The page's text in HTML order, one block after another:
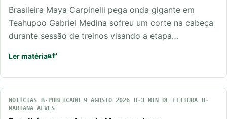
Brasileira Maya Carpinelli pega onda gigante em
Teahupoo Gabriel Medina sofreu um corte na cabeça
durante sessão de treinos visando a etapa…
Ler matéria
NOTÍCIAS PUBLICADO 9 AGOSTO 2026
3 MIN DE LEITURA
MARIANA ALVES